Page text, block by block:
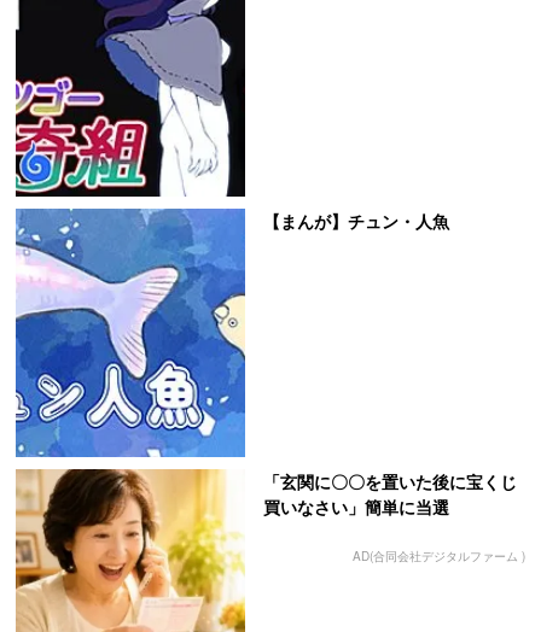
【まんが】チュン・人魚
「玄関に〇〇を置いた後に宝くじ
買いなさい」簡単に当選
AD(合同会社デジタルファーム )